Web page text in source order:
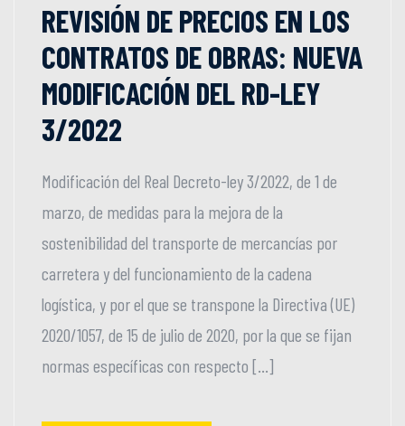
REVISIÓN DE PRECIOS EN LOS
CONTRATOS DE OBRAS: NUEVA
MODIFICACIÓN DEL RD-LEY
3/2022
Modificación del Real Decreto-ley 3/2022, de 1 de
marzo, de medidas para la mejora de la
sostenibilidad del transporte de mercancías por
carretera y del funcionamiento de la cadena
logística, y por el que se transpone la Directiva (UE)
2020/1057, de 15 de julio de 2020, por la que se fijan
normas específicas con respecto […]